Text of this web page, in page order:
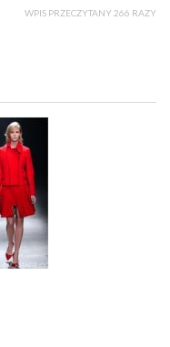
WPIS PRZECZYTANY 266 RAZY